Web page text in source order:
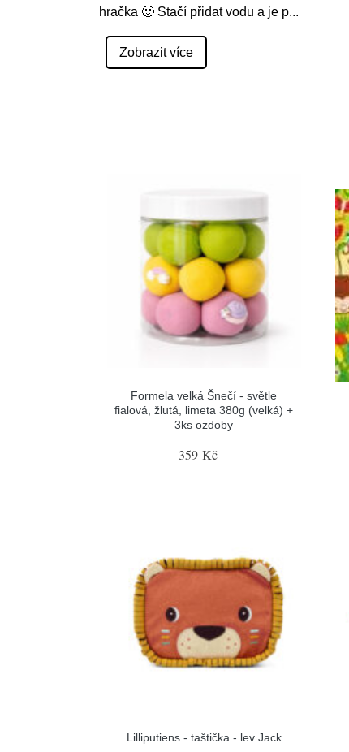
hračka 🙂 Stačí přidat vodu a je p...
Zobrazit více
Formela velká Šnečí - světle
fialová, žlutá, limeta 380g (velká) +
3ks ozdoby
359 Kč
Lilliputiens - taštička - lev Jack